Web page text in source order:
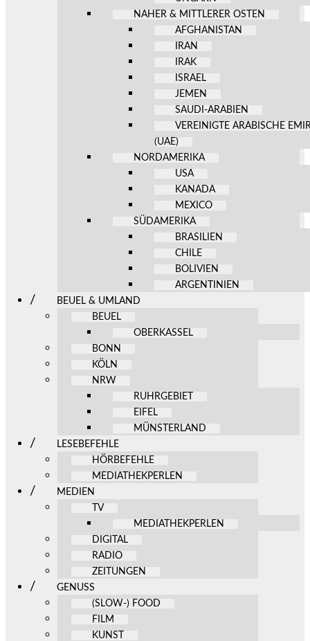
NAHER & MITTLERER OSTEN
AFGHANISTAN
IRAN
IRAK
ISRAEL
JEMEN
SAUDI-ARABIEN
VEREINIGTE ARABISCHE
(UAE)
NORDAMERIKA
USA
KANADA
MEXICO
SÜDAMERIKA
BRASILIEN
CHILE
BOLIVIEN
ARGENTINIEN
BEUEL & UMLAND
BEUEL
OBERKASSEL
BONN
KÖLN
NRW
RUHRGEBIET
EIFEL
MÜNSTERLAND
LESEBEFEHLE
HÖRBEFEHLE
MEDIATHEKPERLEN
MEDIEN
TV
MEDIATHEKPERLEN
DIGITAL
RADIO
ZEITUNGEN
GENUSS
(SLOW-) FOOD
FILM
KUNST